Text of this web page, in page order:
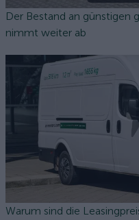
Der Bestand an günstigen
nimmt weiter ab
Warum sind die